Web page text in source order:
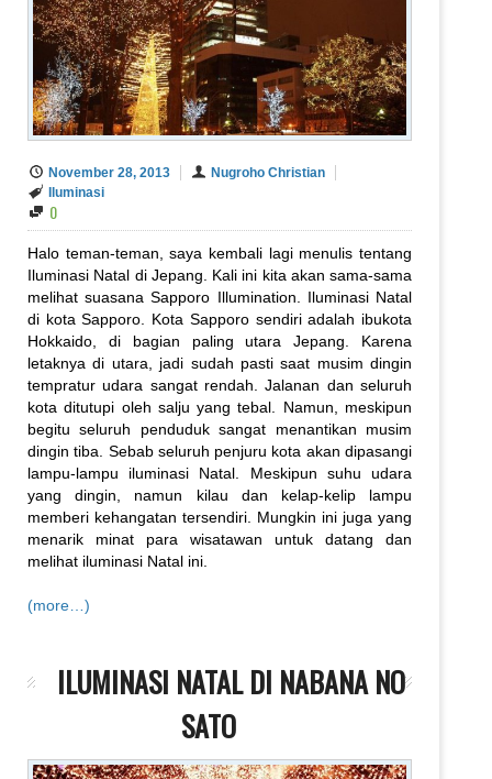
November 28, 2013
Nugroho Christian
Iluminasi
0
Halo teman-teman, saya kembali lagi menulis tentang
Iluminasi Natal di Jepang. Kali ini kita akan sama-sama
melihat suasana Sapporo Illumination. Iluminasi Natal
di kota Sapporo. Kota Sapporo sendiri adalah ibukota
Hokkaido, di bagian paling utara Jepang. Karena
letaknya di utara, jadi sudah pasti saat musim dingin
tempratur udara sangat rendah. Jalanan dan seluruh
kota ditutupi oleh salju yang tebal. Namun, meskipun
begitu seluruh penduduk sangat menantikan musim
dingin tiba. Sebab seluruh penjuru kota akan dipasangi
lampu-lampu iluminasi Natal. Meskipun suhu udara
yang dingin, namun kilau dan kelap-kelip lampu
memberi kehangatan tersendiri. Mungkin ini juga yang
menarik minat para wisatawan untuk datang dan
melihat iluminasi Natal ini.
(more…)
ILUMINASI NATAL DI NABANA NO
SATO